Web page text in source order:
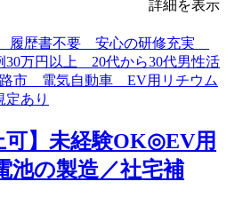
詳細を表示
可】未経験OK◎EV用
池の製造／社宅補